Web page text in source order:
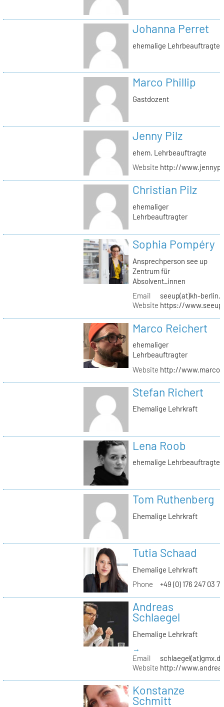
Johanna Perret
ehemalige Lehrbeauftragte
Marco Phillip
Gastdozent
Jenny Pilz
ehem. Lehrbeauftragte
Website http://
Christian Pilz
ehemaliger
Lehrbeauftragter
Sophia Pompéry
Ansprechperson see up
Zentrum für
Absolvent_innen
Email
seeup(at)kh-
Website https://
Marco Reichert
ehemaliger
Lehrbeauftragter
Website http://
Stefan Richert
Ehemalige Lehrkraft
Lena Roob
ehemalige Lehrbeauftragte
Tom Ruthenberg
Ehemalige Lehrkraft
Tutia Schaad
Ehemalige Lehrkraft
Phone
+49 (0) 176 247 03 7
Andreas
Schlaegel
Ehemalige Lehrkraft
→
Email
Website http://
Konstanze
Schmitt